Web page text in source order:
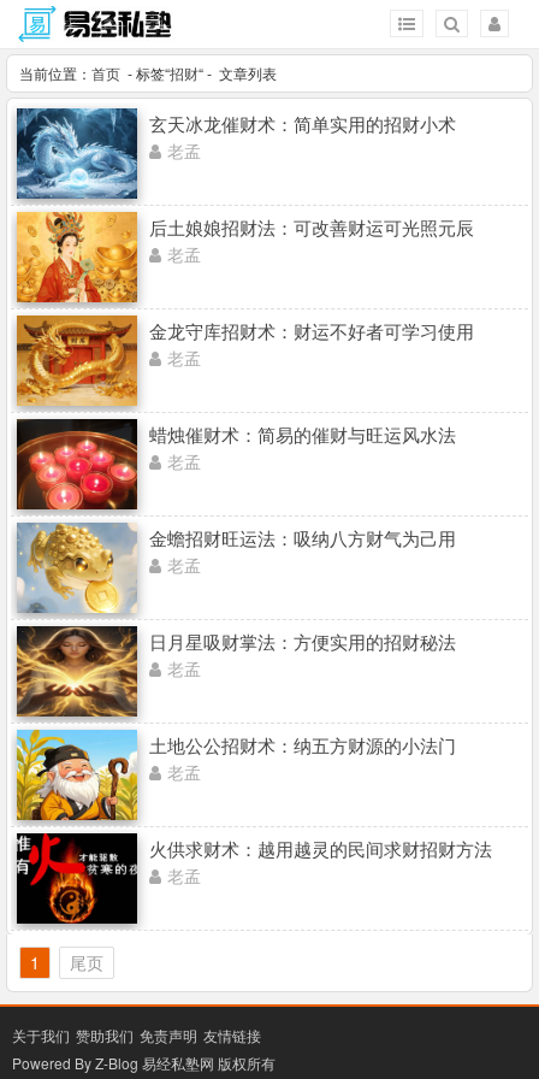
当前位置： 首页 - 标签“招财“ - 文章列表
玄天冰龙催财术：简单实用的招财小术
老孟
后土娘娘招财法：可改善财运可光照元辰
老孟
金龙守库招财术：财运不好者可学习使用
老孟
蜡烛催财术：简易的催财与旺运风水法
老孟
金蟾招财旺运法：吸纳八方财气为己用
老孟
日月星吸财掌法：方便实用的招财秘法
老孟
土地公公招财术：纳五方财源的小法门
老孟
火供求财术：越用越灵的民间求财招财方法
老孟
1 尾页
关于我们 赞助我们 免责声明 友情链接
Powered By Z-Blog 易经私塾网 版权所有